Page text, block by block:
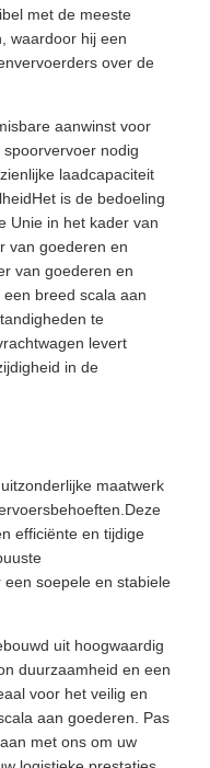
met de meeste
waardoor hij een
over de
aanwinst voor
nodig
laadcapaciteit
is de bedoeling
Unie in het kader van
van goederen en
van goederen en
breed scala aan
te
levert
in de
maatwerk
efficiënte en tijdige
soepele en stabiele
uit hoogwaardig
duurzaamheid en een
voor het veilig en
aan goederen. Pas
met ons om uw